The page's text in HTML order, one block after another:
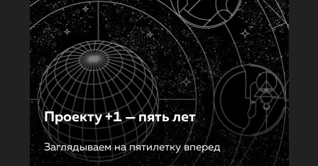
Проекту +1 — пять лет
Заглядываем на пятилетку вперед